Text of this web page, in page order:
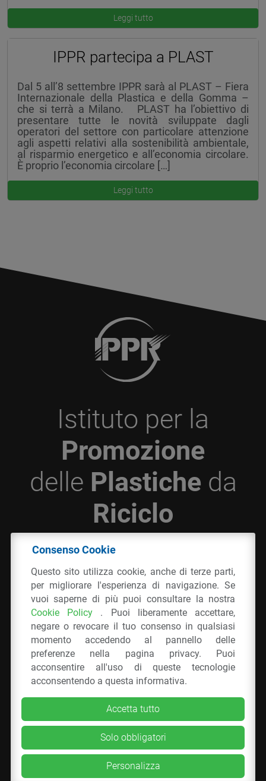
Leggi tutto
IPPR partecipa a PLAST
Dal 5 all’8 settembre IPPR sarà al PLAST – Fiera
Internazionale della Plastica e della Gomma –
che si terrà a Milano. PLAST ha l’obiettivo di
presentare tutte le novità sviluppate dagli
operatori del settore con particolare attenzione
agli aspetti relativi alla sostenibilità ambientale,
al risparmio energetico e all’economia circolare.
È proprio l’economia circolare […]
Leggi tutto
Istituto per la
Promozione
delle Plastiche da
Riciclo
Plastiche da Riciclo
C.F. 97381090154
Via San Vittore 36 20123Milano (MI)
Tel.: 02 43928225.
Tutti i diritti riservati Privacy Policy &Cookie
Consenso Cookie
Questo sito utilizza cookie, anche di terze parti,
per migliorare l'esperienza di navigazione. Se
vuoi saperne di più puoi consultare la nostra
Cookie Policy . Puoi liberamente accettare,
negare o revocare il tuo consenso in qualsiasi
momento accedendo al pannello delle
preferenze nella pagina privacy. Puoi
acconsentire all'uso di queste tecnologie
acconsentendo a questa informativa.
Accetta tutto
Solo obbligatori
Personalizza